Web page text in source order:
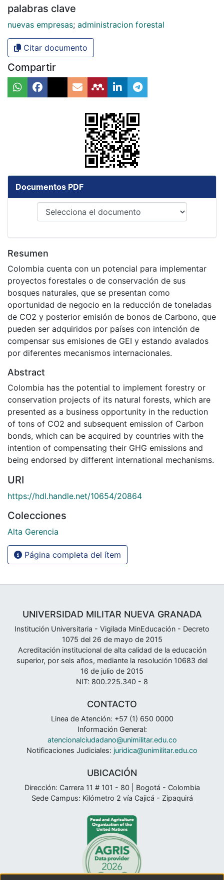
palabras clave
nuevas empresas; administracion forestal
Citar documento
Compartir
Documentos PDF
Resumen
Colombia cuenta con un potencial para implementar
proyectos forestales o de conservación de sus
bosques naturales, que se presentan como
oportunidad de negocio en la reducción de toneladas
de CO2 y posterior emisión de bonos de Carbono, que
pueden ser adquiridos por países con intención de
compensar sus emisiones de GEI y estando avalados
por diferentes mecanismos internacionales.
Abstract
Colombia has the potential to implement forestry or
conservation projects of its natural forests, which are
presented as a business opportunity in the reduction
of tons of CO2 and subsequent emission of Carbon
bonds, which can be acquired by countries with the
intention of compensating their GHG emissions and
being endorsed by different international mechanisms.
URI
https://hdl.handle.net/10654/20864
Colecciones
Alta Gerencia
Página completa del ítem
UNIVERSIDAD MILITAR NUEVA GRANADA
Institución Universitaria - Vigilada MinEducación - Decreto
1075 del 26 de mayo de 2015
Acreditación institucional de alta calidad de la educación
superior, por seis años, mediante la resolución 10683 del
16 de julio de 2015
NIT: 800.225.340 - 8
CONTACTO
Linea de Atención: +57 (1) 650 0000
Información General:
atencionalciudadano@unimilitar.edu.co
Notificaciones Judiciales: juridica@unimilitar.edu.co
UBICACIÓN
Dirección: Carrera 11 # 101 - 80 | Bogotá - Colombia
Sede Campus: Kilómetro 2 vía Cajicá - Zipaquirá